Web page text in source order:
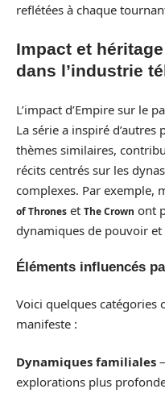
reflétées à chaque
Impact et
dans l’industrie
L’impact d’Empire sur le
La série a inspiré
thèmes similaires,
récits centrés sur les
complexes. Par exemple,
of Thrones et The Crown ont
dynamiques de pouvoir
Éléments influencés
Voici quelques catégories
manifeste :
Dynamiques familiales
explorations plus